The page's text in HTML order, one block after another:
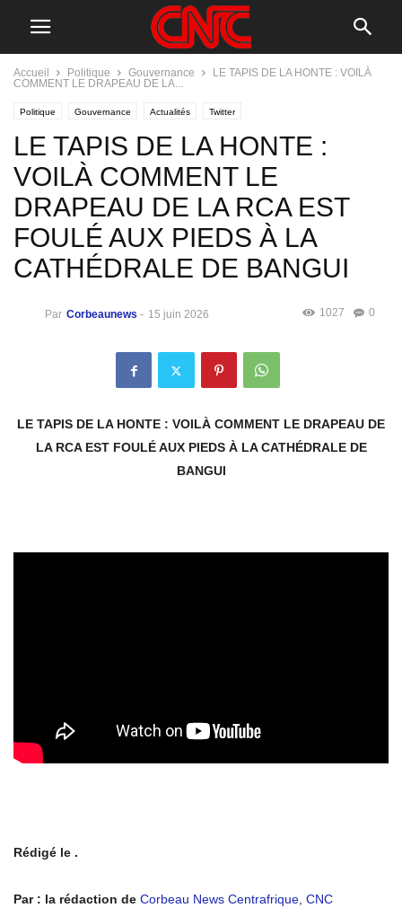
Accueil Politique Gouvernance
LE TAPIS DE LA HONTE : VOILÀ
COMMENT LE DRAPEAU DE LA...
Politique Gouvernance Actualités Twitter
LE TAPIS DE LA HONTE :
VOILÀ COMMENT LE
DRAPEAU DE LA RCA EST
FOULÉ AUX PIEDS À LA
CATHÉDRALE DE BANGUI
Par Corbeaunews - 15 juin 2026 0
1027
LE TAPIS DE LA HONTE : VOILÀ COMMENT LE DRAPEAU DE
LA RCA EST FOULÉ AUX PIEDS À LA CATHÉDRALE DE
BANGUI
Rédigé le .
Par : la rédaction de Corbeau News Centrafrique, CNC